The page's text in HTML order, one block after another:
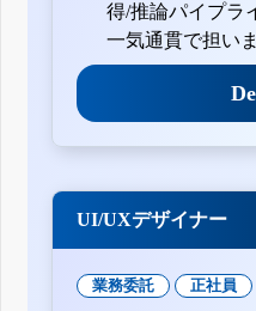
得/推論パイプラ
一気通貫で担いま
UI/UXデザイナー
業務委託 正社員